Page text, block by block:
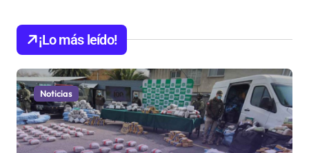
¡Lo más leído!
Noticias